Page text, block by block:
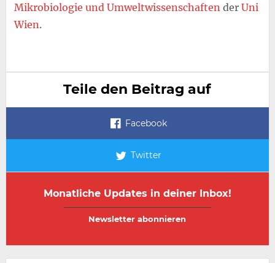
Mikrobiologie und Umweltwissenschaften der Uni
Wien.
Teile den Beitrag auf
Facebook
Twitter
Monatliche Updates in deiner Inbox!